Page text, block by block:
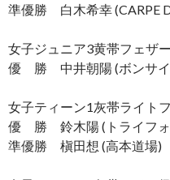
準優勝 白木希幸 (CARPE
女子ジュニア3黄帯フェザ
優 勝 中井朝陽 (ボンサ
女子ティーン1灰帯ライト
優 勝 鈴木陽 (トライフォ
準優勝 槇田想 (高本道場)